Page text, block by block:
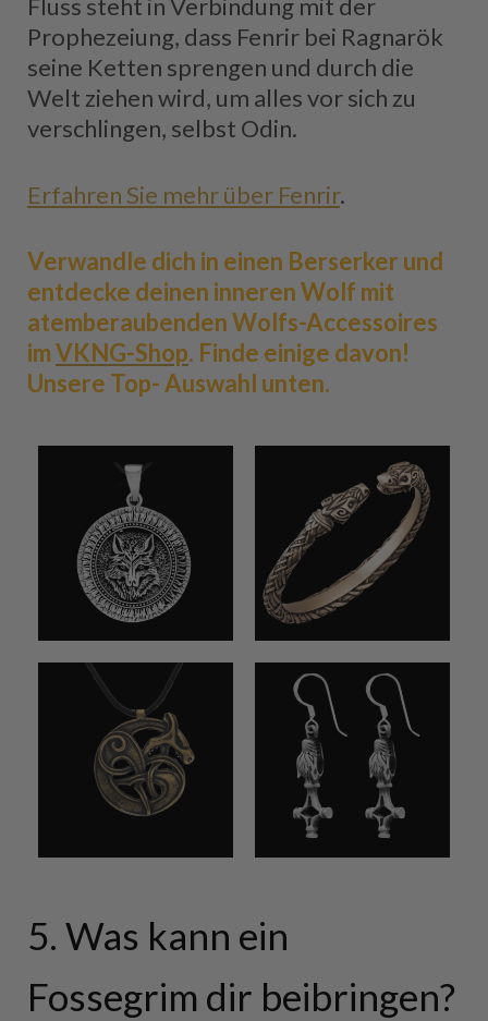
Fluss steht in Verbindung mit der
Prophezeiung, dass Fenrir bei Ragnarök
seine Ketten sprengen und durch die
Welt ziehen wird, um alles vor sich zu
verschlingen, selbst Odin.
Erfahren Sie mehr über Fenrir.
Verwandle dich in einen Berserker und
entdecke deinen inneren Wolf mit
atemberaubenden Wolfs-Accessoires
imVKNG-Shop. Finde einige davon!
Unsere Top- Auswahl unten.
5. Was kann ein
Fossegrim dir beibringen?